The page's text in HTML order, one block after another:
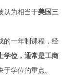
认为相当于美国三
的一年制课程，经
学位，通常是工商
于学位的重点。